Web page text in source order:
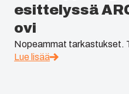
esittelyssä
ovi
Nopeammat tarkastukset.
Lue lisää